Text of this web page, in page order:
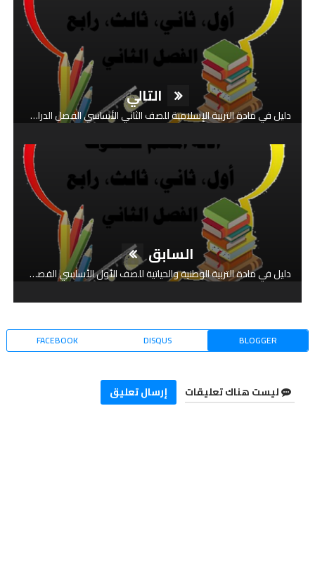
التالي
دليل في مادة التربية الإسلامية للصف الثاني الأساسي الفصل الدراسي الثاني
السابق
دليل في مادة التربية الوطنية والحياتية للصف الأول الأساسي الفصل الدراسي الثاني
BLOGGER
DISQUS
FACEBOOK
ليست هناك تعليقات إرسال تعليق